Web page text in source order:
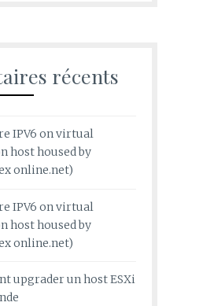
récents
IPV6 on virtual
host housed by
online.net)
IPV6 on virtual
host housed by
online.net)
upgrader un host ESXi